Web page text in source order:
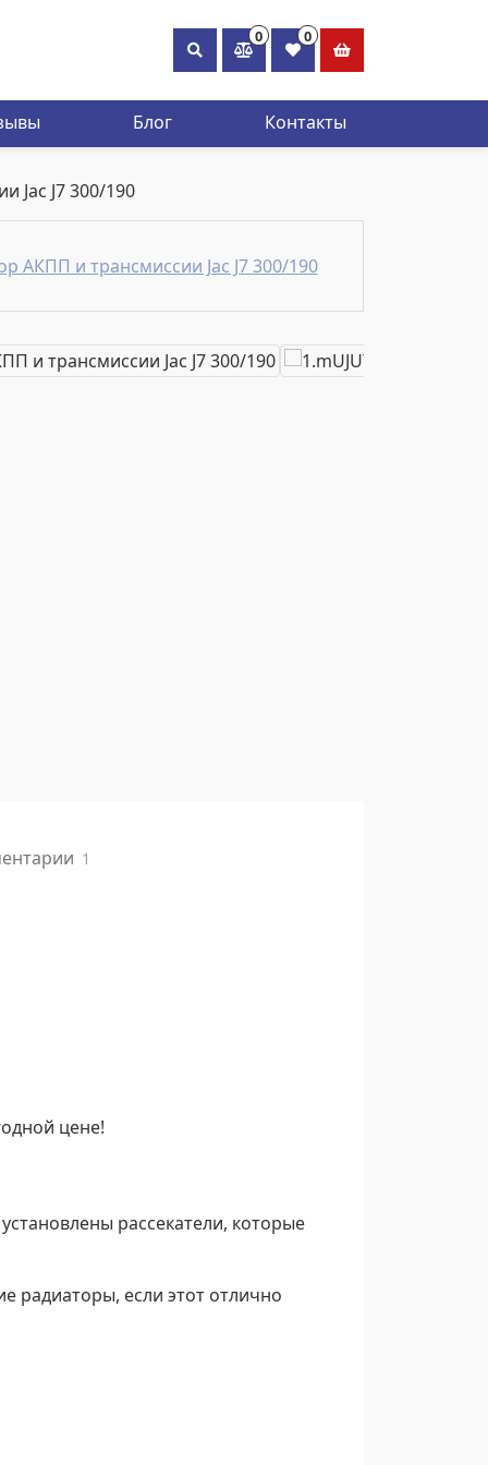
0 0
×
Блог Контакты
Jac J7 300/190
1
цене!
рассекатели, которые
радиаторы, если этот отлично